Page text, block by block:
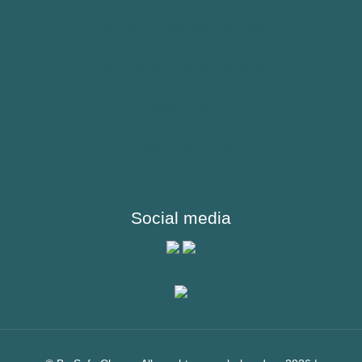
Social media